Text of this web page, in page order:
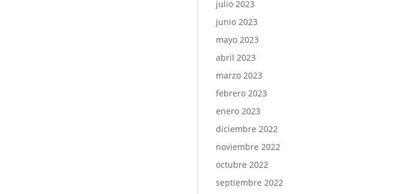
julio 2023
junio 2023
mayo 2023
abril 2023
marzo 2023
febrero 2023
enero 2023
diciembre 2022
noviembre 2022
octubre 2022
septiembre 2022